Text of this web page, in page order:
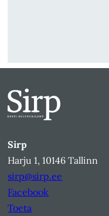
Sirp
Harju 1, 10146 Tallinn
sirp@sirp.ee
Facebook
Toeta